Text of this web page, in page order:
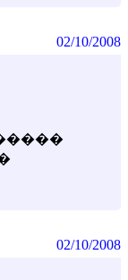
02/10/2008
02/10/2008